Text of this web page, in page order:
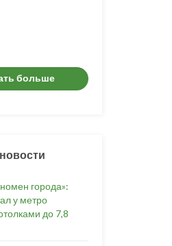
больше
города»:
у метро
до 7,8